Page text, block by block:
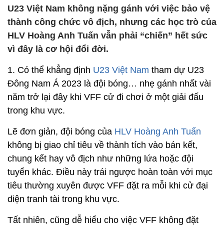
U23 Việt Nam không nặng gánh với việc bảo vệ
thành công chức vô địch, nhưng các học trò của
HLV Hoàng Anh Tuấn vẫn phải “chiến” hết sức
vì đây là cơ hội đổi đời.
1. Có thể khẳng định U23 Việt Nam tham dự U23
Đông Nam Á 2023 là đội bóng… nhẹ gánh nhất vài
năm trở lại đây khi VFF cử đi chơi ở một giải đấu
trong khu vực.
Lẽ đơn giản, đội bóng của HLV Hoàng Anh Tuấn
không bị giao chỉ tiêu về thành tích vào bán kết,
chung kết hay vô địch như những lứa hoặc đội
tuyển khác. Điều này trái ngược hoàn toàn với mục
tiêu thường xuyên được VFF đặt ra mỗi khi cử đại
diện tranh tài trong khu vực.
Tất nhiên, cũng dễ hiểu cho việc VFF không đặt